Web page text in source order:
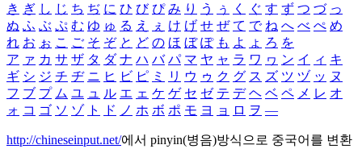
き ぎ し じ ち ぢ に ひ び ぴ み り う ぅ く ぐ す ず つ づ っ
ぬ ふ ぶ ぷ む ゆ ゅ る え ぇ け げ せ ぜ て で ね へ べ ぺ め
れ お ぉ こ ご そ ぞ と ど の ほ ぼ ぽ も よ ょ ろ を
ア ァ カ サ ザ タ ダ ナ ハ バ パ マ ヤ ャ ラ ワ ヮ ン イ ィ キ
ギ シ ジ チ ヂ ニ ヒ ビ ピ ミ リ ウ ゥ ク グ ス ズ ツ ヅ ッ ヌ
フ ブ プ ム ユ ュ ル エ ェ ケ ゲ セ ゼ テ デ ヘ ベ ペ メ レ オ
ォ コ ゴ ソ ゾ ト ド ノ ホ ボ ポ モ ヨ ョ ロ ヲ ―
http://chineseinput.net/에서 pinyin(병음)방식으로 중국어를 변환